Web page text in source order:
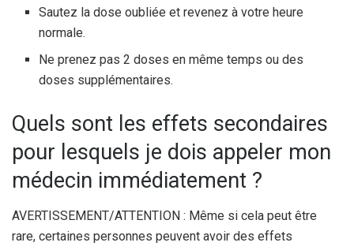
Sautez la dose oubliée et revenez à votre heure
normale.
Ne prenez pas 2 doses en même temps ou des
doses supplémentaires.
Quels sont les effets secondaires
pour lesquels je dois appeler mon
médecin immédiatement ?
AVERTISSEMENT/ATTENTION : Même si cela peut être
rare, certaines personnes peuvent avoir des effets